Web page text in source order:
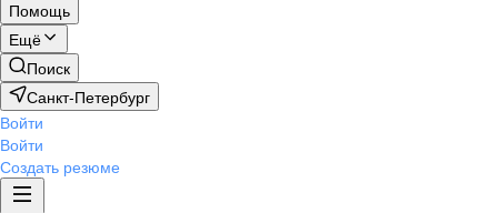
Помощь
Ещё
Поиск
Санкт-Петербург
Войти
Войти
Создать резюме